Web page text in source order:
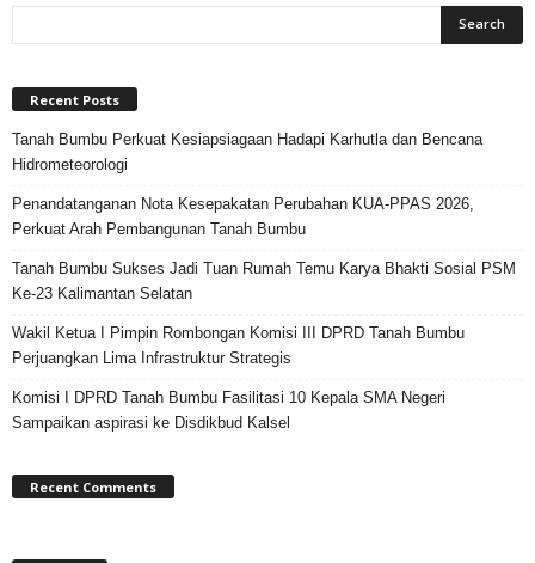
Recent Posts
Tanah Bumbu Perkuat Kesiapsiagaan Hadapi Karhutla dan Bencana
Hidrometeorologi
Penandatanganan Nota Kesepakatan Perubahan KUA-PPAS 2026,
Perkuat Arah Pembangunan Tanah Bumbu
Tanah Bumbu Sukses Jadi Tuan Rumah Temu Karya Bhakti Sosial PSM
Ke-23 Kalimantan Selatan
Wakil Ketua I Pimpin Rombongan Komisi III DPRD Tanah Bumbu
Perjuangkan Lima Infrastruktur Strategis
Komisi I DPRD Tanah Bumbu Fasilitasi 10 Kepala SMA Negeri
Sampaikan aspirasi ke Disdikbud Kalsel
Recent Comments